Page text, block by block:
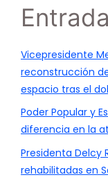
Vicepresidente
reconstrucción
espacio tras el
Poder Popular y
diferencia en la
Presidenta Delcy
rehabilitadas en